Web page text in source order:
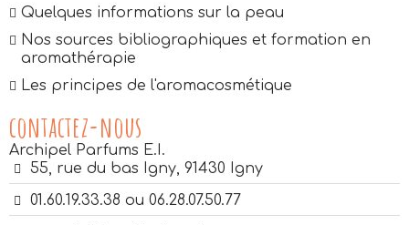
Quelques informations sur la peau
Nos sources bibliographiques et formation en
aromathérapie
Les principes de l'aromacosmétique
contactez-nous
Archipel Parfums E.I.
55, rue du bas Igny, 91430 Igny
01.60.19.33.38 ou 06.28.07.50.77